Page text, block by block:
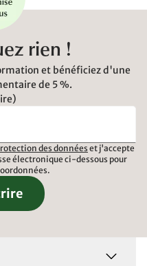
rien !
et bénéficiez d'une
de 5 %.
des donnéeset j'accepte
électronique ci-dessous pour